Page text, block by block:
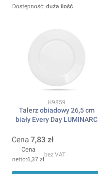
Dostępność: duża ilość
Kod produktu
H9859
Talerz obiadowy 26,5 cm
biały Every Day LUMINARC
Cena 7,83 zł
Cena
6,37 zł
bez VAT